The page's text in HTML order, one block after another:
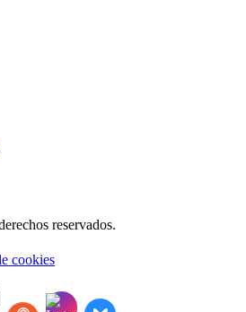
reservados.
cookies